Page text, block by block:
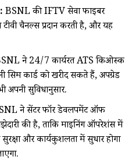
BSNL की IFTV सेवा फाइबर
चैनल्स प्रदान करती है, और यह
ने 24/7 कार्यरत ATS किओस्क
सिम कार्ड को खरीद सकते हैं, अपग्रेड
सुविधानुसार.
ने सेंटर फॉर डेवलपमेंट ऑफ
की है, ताकि माइनिंग ऑपरेशंस में
और कार्यकुशलता में सुधार होगा